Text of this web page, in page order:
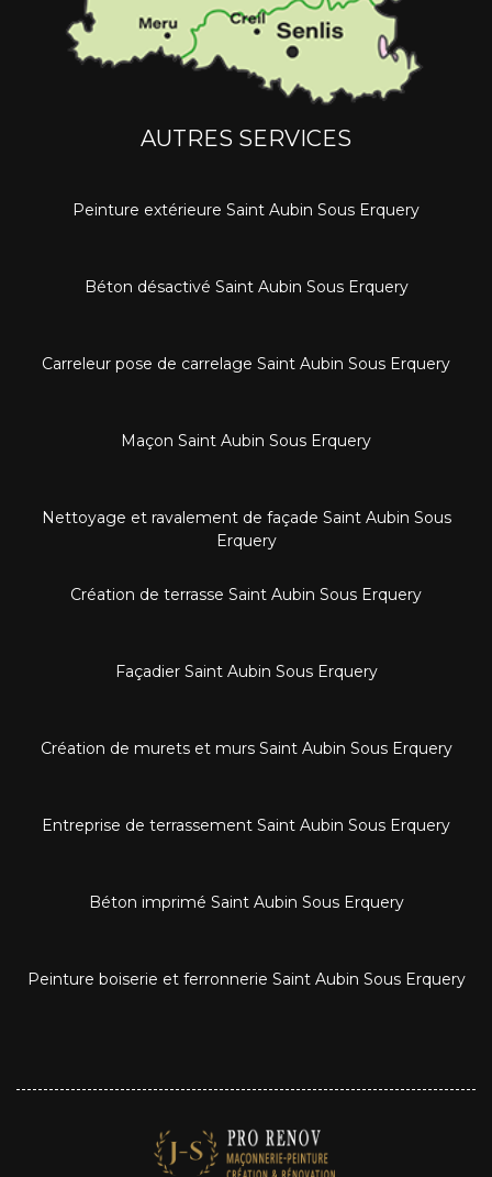
AUTRES SERVICES
Peinture extérieure Saint Aubin Sous Erquery
Béton désactivé Saint Aubin Sous Erquery
Carreleur pose de carrelage Saint Aubin Sous Erquery
Maçon Saint Aubin Sous Erquery
Nettoyage et ravalement de façade Saint Aubin Sous
Erquery
Création de terrasse Saint Aubin Sous Erquery
Façadier Saint Aubin Sous Erquery
Création de murets et murs Saint Aubin Sous Erquery
Entreprise de terrassement Saint Aubin Sous Erquery
Béton imprimé Saint Aubin Sous Erquery
Peinture boiserie et ferronnerie Saint Aubin Sous Erquery